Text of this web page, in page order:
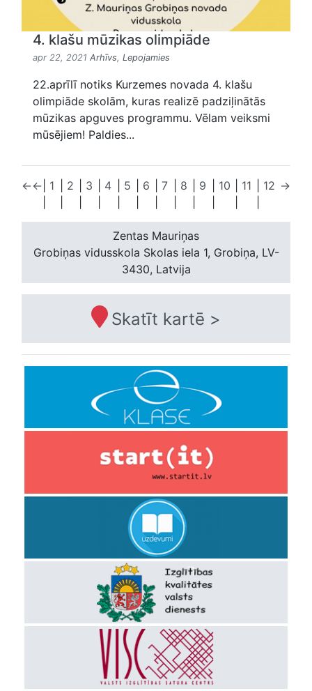
4. klašu mūzikas olimpiāde
apr 22, 2021 Arhīvs, Lepojamies
22.aprīlī notiks Kurzemes novada 4. klašu
olimpiāde skolām, kuras realizē padziļinātās
mūzikas apguves programmu. Vēlam veiksmi
mūsējiem! Paldies...
←← 1
2
3
4
5
6
|7
8
9
10
11
12 →
Zentas Mauriņas
Grobiņas vidusskola Skolas iela 1, Grobiņa, LV-
3430, Latvija
Skatīt kartē >